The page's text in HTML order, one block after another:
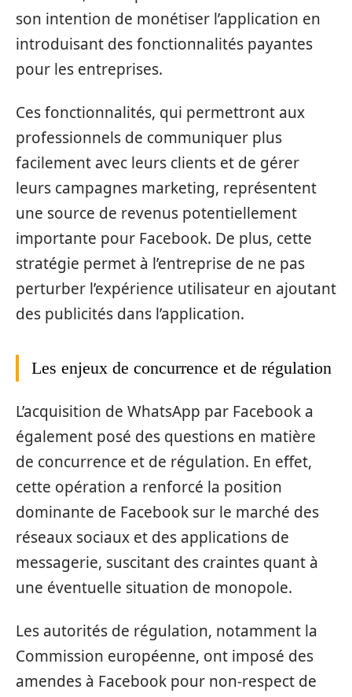
son intention de monétiser l’application en
introduisant des fonctionnalités payantes
pour les entreprises.
Ces fonctionnalités, qui permettront aux
professionnels de communiquer plus
facilement avec leurs clients et de gérer
leurs campagnes marketing, représentent
une source de revenus potentiellement
importante pour Facebook. De plus, cette
stratégie permet à l’entreprise de ne pas
perturber l’expérience utilisateur en ajoutant
des publicités dans l’application.
Les enjeux de concurrence et de régulation
L’acquisition de WhatsApp par Facebook a
également posé des questions en matière
de concurrence et de régulation. En effet,
cette opération a renforcé la position
dominante de Facebook sur le marché des
réseaux sociaux et des applications de
messagerie, suscitant des craintes quant à
une éventuelle situation de monopole.
Les autorités de régulation, notamment la
Commission européenne, ont imposé des
amendes à Facebook pour non-respect de